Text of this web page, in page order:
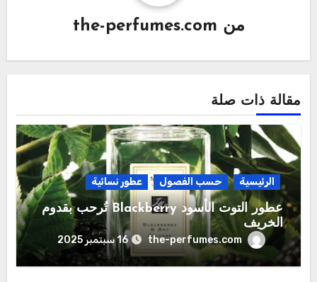
من the-perfumes.com
مقالة ذات صلة
الرئيسية حسب الفصول عطور نسائية
عطور التوت الأسود Blackberry تُرحب بقدوم
الخريف
the-perfumes.com 16 سبتمبر 2025